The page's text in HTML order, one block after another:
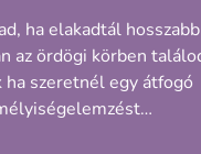
ha elakadtál
az ördögi körben
ha szeretnél egy átfogó